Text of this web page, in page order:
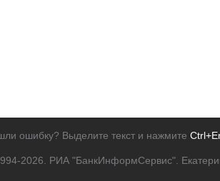
ошибку? Выделите текст и нажмите
2026. РИА "БанкИнформСервис".